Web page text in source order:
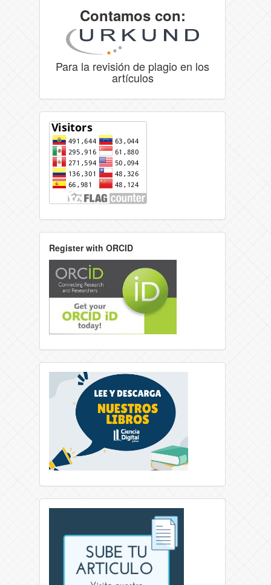
Contamos con:
Para la revisión de plagio en los
artículos
Register with ORCID